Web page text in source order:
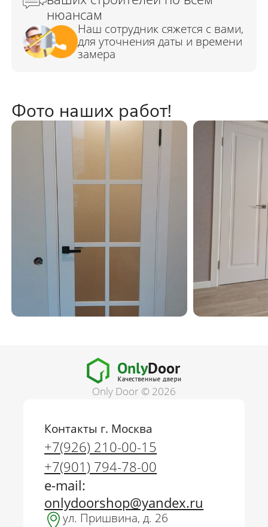
Фото наших работ!
Only Door © 2026
Контакты г. Москва
+7(926) 210-00-15
+7(901) 794-78-00
e-mail:
onlydoorshop@yandex.ru
ул. Пришвина, д. 26